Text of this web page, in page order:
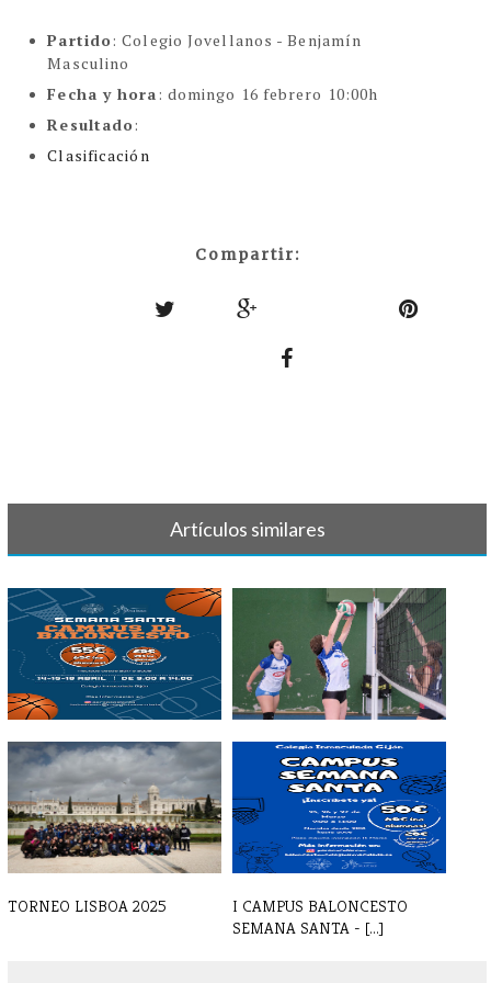
Partido: Colegio Jovellanos - Benjamín
Masculino
Fecha y hora: domingo 16 febrero 10:00h
Resultado:
Clasificación
Compartir:
Artículos similares
II CAMPUS BALONCESTO
SEMANA SANTA
GALERIA DE FOTOS DE
OCTUBRE 2024
TORNEO LISBOA 2025
I CAMPUS BALONCESTO
SEMANA SANTA - [...]